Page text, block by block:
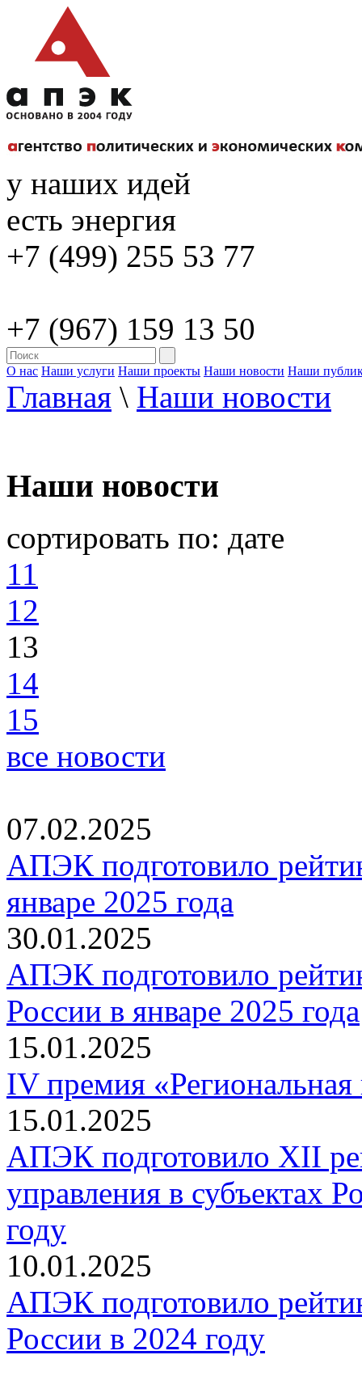
у наших идей
есть энергия
+7 (499) 255 53 77
+7 (967) 159 13 50
О нас Наши услуги Наши проекты Наши новости Наши
Главная \ Наши новости
Наши новости
сортировать по: дате
11
12
13
14
15
все новости
07.02.2025
АПЭК подготовило
январе 2025 года
30.01.2025
АПЭК подготовило
России в январе 2025 года
15.01.2025
IV премия
15.01.2025
АПЭК подготовило XII
управления в субъектах
году
10.01.2025
АПЭК подготовило
России в 2024 году